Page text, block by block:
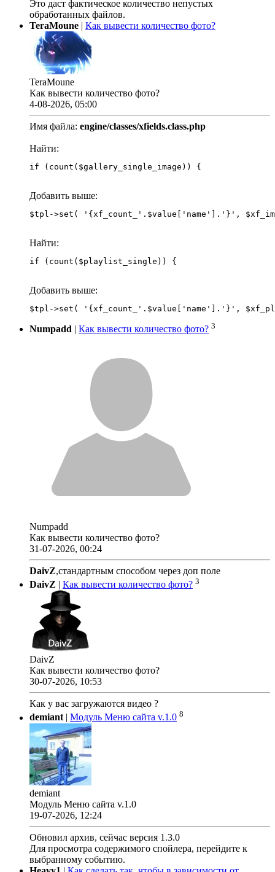
Это даст фактическое количество непустых
обработанных файлов.
TeraMoune | Как вывести количество фото?
TeraMoune
Как вывести количество фото?
4-08-2026, 05:00
Имя файла: engine/classes/xfields.class.php
Найти:
if (count($gallery_single_image)) {
Добавить выше:
Найти:
if (count($playlist_single)) {
Добавить выше:
Numpadd | Как вывести количество фото? 3
Numpadd
Как вывести количество фото?
31-07-2026, 00:24
DaivZ,стандартным способом через доп поле
DaivZ | Как вывести количество фото? 3
DaivZ
Как вывести количество фото?
30-07-2026, 10:53
Как у вас загружаются видео ?
demiant| Модуль Меню сайта v.1.0 8
demiant
Модуль Меню сайта v.1.0
19-07-2026, 12:24
Обновил архив, сейчас версия 1.3.0
Для просмотра содержимого спойлера, перейдите к
выбранному событию.